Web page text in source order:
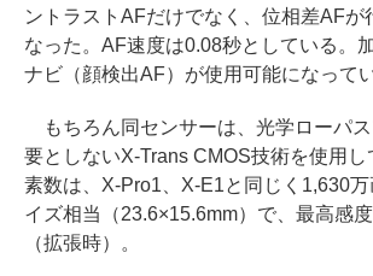
ントラストAFだけでなく、位相差AFが
なった。AF速度は0.08秒としている。
ナビ（顔検出AF）が使用可能になってい
もちろん同センサーは、光学ローパ
要としないX-Trans CMOS技術を使用
素数は、X-Pro1、X-E1と同じく1,630
イズ相当（23.6×15.6mm）で、最高感
（拡張時）。